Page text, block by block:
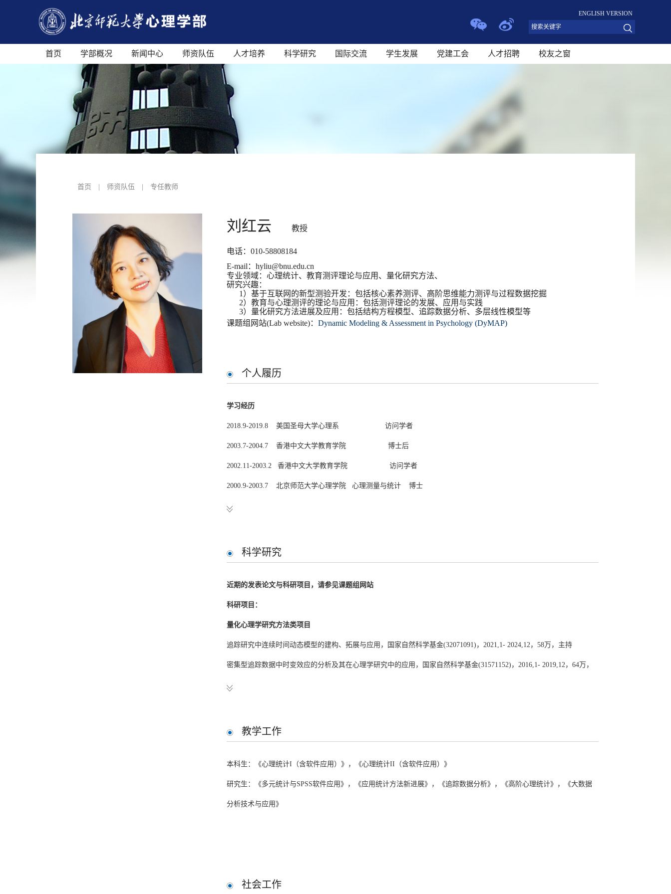
ENGLISH VERSION
首页 学部概况 新闻中心 师资队伍 人才培养 科学研究 国际交流 学生发展 党建工会 人才招聘 校友之窗
首页 师资队伍 专任教师
刘红云 ​教授
电话：010-58808184
E-mail：hyliu@bnu.edu.cn
专业领域：心理统计、教育测评理论与应用、量化研究方法、
研究兴趣：
1）基于互联网的新型测验开发：包括核心素养测评、高阶思维能力测评与过程数据挖掘
2）教育与心理测评的理论与应用：包括测评理论的发展、应用与实践
3）量化研究方法进展及应用：包括结构方程模型、追踪数据分析、多层线性模型等
课题组网站(Lab website)： Dynamic Modeling & Assessment in Psychology (DyMAP)
个人履历
学习经历
2018.9-2019.8 美国圣母大学心理系 访问学者
2003.7-2004.7 香港中文大学教育学院 博士后
2002.11-2003.2 香港中文大学教育学院 访问学者
2000.9-2003.7 北京师范大学心理学院 心理测量与统计 博士
1993.9-1996.7 山西大学数学科学学院 应用统计专业 硕士
2013.7至今 北京师范大学心理学院 教授
2006.7-2013.7 北京师范大学心理学院 副教授
2004.9-2006.7 北京师范大学心理学院 讲师
1996.7-2000.9 山西大学教育科学学院 讲师
科学研究
近期的发表论文与科研项目，请参见课题组网站
科研项目：
量化心理学研究方法类项目
追踪研究中连续时间动态模型的建构、拓展与应用，国家自然科学基金(32071091)，2021,1- 2024,12，58万，主持
密集型追踪数据中时变效应的分析及其在心理学研究中的应用，国家自然科学基金(31571152)，2016,1- 2019,12，64万，
主持
2012,1-2014,12，23万，主持
高考网上评卷主观题评分误差的测量及控制，国家教育考试科研规划课题（GJK2017015），2017.12-2019.12，4万，主持
医师资格考试临床执业医师项目功能差异研究，国家医学考试中心，2018.9-2019.12,10万，主持
中等职业学校语文、历史课程标准学科核心素养，教育部，2018.1-2018.9,5万，主持
项目技术报告、数据分析以及数据库平台建设、各领域常模制定，国家科技基础性工作专向“中国儿童青少年心理发育特
教学工作
本科生：《心理统计I（含软件应用）》，《心理统计II（含软件应用）》
研究生：《多元统计与SPSS软件应用》，《应用统计方法新进展》，《追踪数据分析》，《高阶心理统计》，《大数据
分析技术与应用》
社会工作